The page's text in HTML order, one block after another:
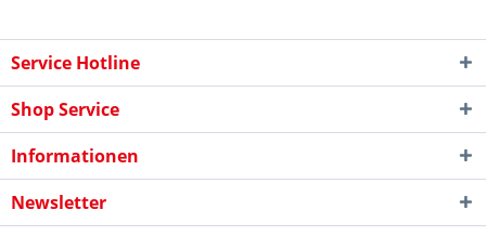
Service Hotline
Shop Service
Informationen
Newsletter